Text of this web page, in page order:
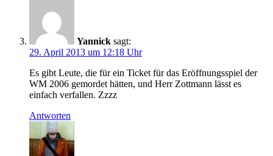
Yannick sagt:
29. April 2013 um 12:18 Uhr
Es gibt Leute, die für ein Ticket für das Eröffnungsspiel der
WM 2006 gemordet hätten, und Herr Zottmann lässt es
einfach verfallen. Zzzz
Antworten